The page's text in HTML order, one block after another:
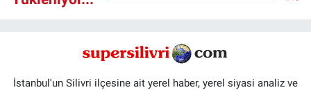
İstanbul'un Silivri ilçesine ait yerel haber, yerel siyasi analiz ve